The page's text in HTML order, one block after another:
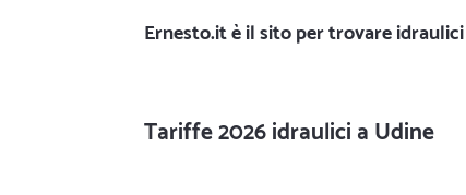
Ernesto.itè il sito per trovare
Tariffe 2026 idraulici a Udine